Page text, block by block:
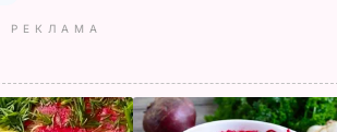
РЕКЛАМА